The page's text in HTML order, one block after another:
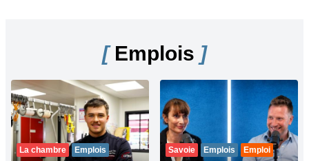
[Emplois ]
La chambre Emplois Savoie Emplois Emploi